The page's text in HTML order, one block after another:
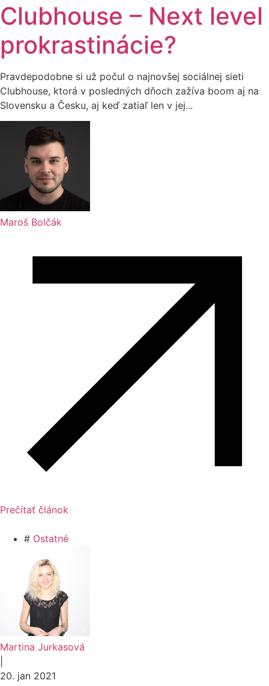
Clubhouse – Next level
prokrastinácie?
Pravdepodobne si už počul o najnovšej sociálnej sieti
Clubhouse, ktorá v posledných dňoch zažíva boom aj na
Slovensku a Česku, aj keď zatiaľ len v jej...
Maroš Bolčák
Prečítať článok
# Ostatné
Martina Jurkasová
20. jan 2021